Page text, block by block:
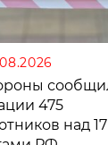
475
над 17